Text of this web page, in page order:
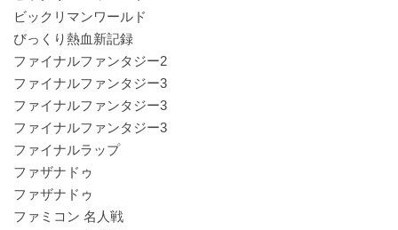
ビックリマンワールド
びっくり熱血新記録
ファイナルファンタジー2
ファイナルファンタジー3
ファイナルファンタジー3
ファイナルファンタジー3
ファイナルラップ
ファザナドゥ
ファザナドゥ
ファミコン 名人戦